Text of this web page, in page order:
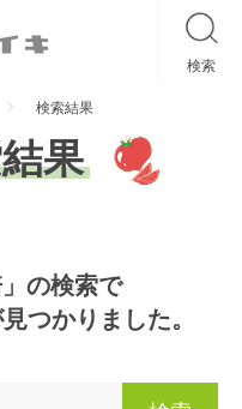
検索
検索結果
果
」の検索で
つかりました。